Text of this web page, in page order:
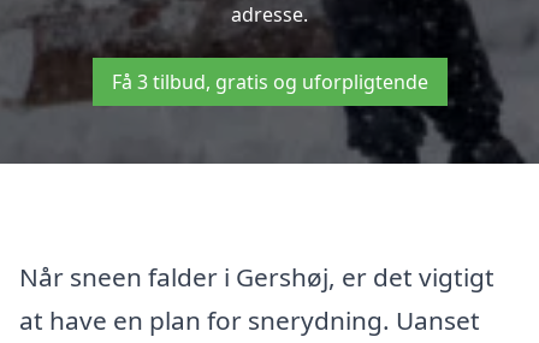
adresse.
Få 3 tilbud, gratis og uforpligtende
Når sneen falder i Gershøj, er det vigtigt
at have en plan for snerydning. Uanset